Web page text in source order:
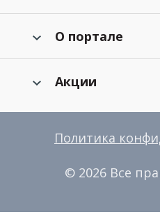
О портале
Акции
Политика
© 2026 Все